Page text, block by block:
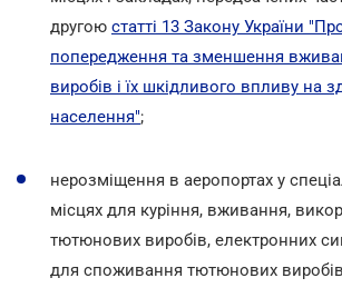
другою статті 13 Закону України
попередження та зменшення
виробів і їх шкідливого впливу на
населення";
нерозміщення в аеропортах у
місцях для куріння, вживання,
тютюнових виробів, електронних
для споживання тютюнових виробів